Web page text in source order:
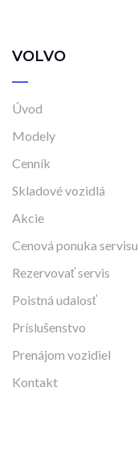
VOLVO
Úvod
Modely
Cenník
Skladové vozidlá
Akcie
Cenová ponuka servisu
Rezervovať servis
Poistná udalosť
Príslušenstvo
Prenájom vozidiel
Kontakt